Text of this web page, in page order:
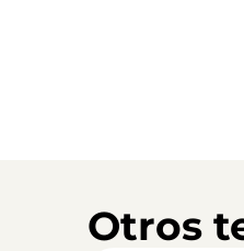
Otros